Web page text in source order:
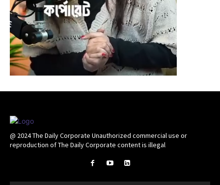
@ 2024 The Daily Corporate Unauthorized commercial use or
reproduction of The Daily Corporate content is illegal